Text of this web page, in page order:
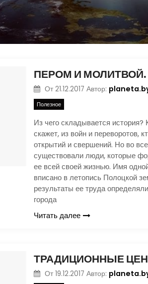
От 21.12.2017 Автор:
Полезное
Из чего складывается история?
скажет, из войн и переворотов,
открытий и свершений. Но во
существовали люди, которые
ее всей своей жизнью. Имя
вписано в летопись Полоцкой
результаты ее труда
города
Читать далее
ТРАДИЦИОННЫЕ
От 19.12.2017 Автор: